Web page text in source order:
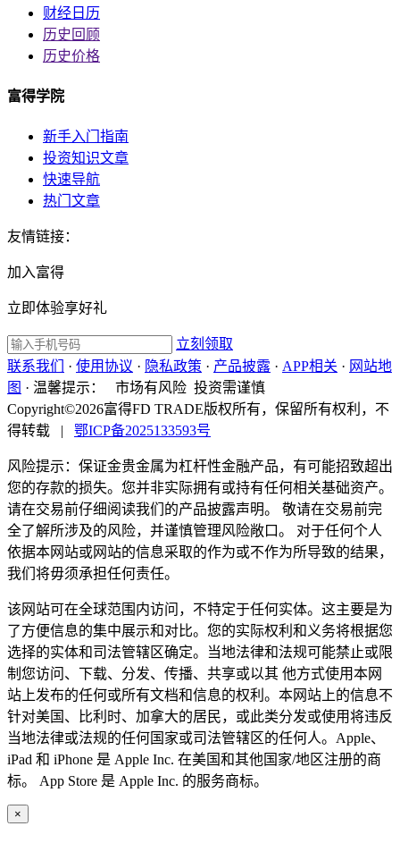
财经日历
历史回顾
历史价格
富得学院
新手入门指南
投资知识文章
快速导航
热门文章
友情链接：
加入富得
立即体验享好礼
立刻领取
联系我们
· 使用协议 · 隐私政策 · 产品披露 · APP相关 · 网站地
图 · 温馨提示：
市场有风险 投资需谨慎
Copyright©2026富得FD TRADE版权所有，保留所有权利，不
得转载
| 鄂ICP备2025133593号
风险提示：保证金贵金属为杠杆性金融产品，有可能招致超出
您的存款的损失。您并非实际拥有或持有任何相关基础资产。
请在交易前仔细阅读我们的产品披露声明。 敬请在交易前完
全了解所涉及的风险，并谨慎管理风险敞口。 对于任何个人
依据本网站或网站的信息采取的作为或不作为所导致的结果，
我们将毋须承担任何责任。
该网站可在全球范围内访问，不特定于任何实体。这主要是为
了方便信息的集中展示和对比。您的实际权利和义务将根据您
选择的实体和司法管辖区确定。当地法律和法规可能禁止或限
制您访问、下载、分发、传播、共享或以其 他方式使用本网
站上发布的任何或所有文档和信息的权利。本网站上的信息不
针对美国、比利时、加拿大的居民，或此类分发或使用将违反
当地法律或法规的任何国家或司法管辖区的任何人。Apple、
iPad 和 iPhone 是 Apple Inc. 在美国和其他国家/地区注册的商
标。 App Store 是 Apple Inc. 的服务商标。
×